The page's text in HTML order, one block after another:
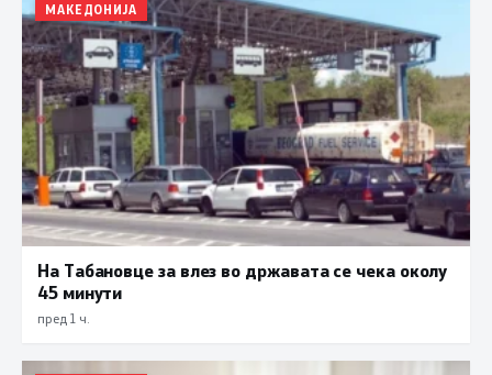
МАКЕДОНИЈА
На Табановце за влез во државата се чека околу
45 минути
пред 1 ч.